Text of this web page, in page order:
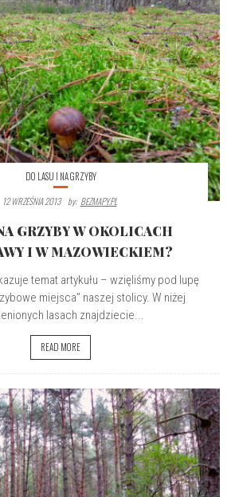
DO LASU I NA GRZYBY
12 WRZEŚNIA 2013
By: BEZMAPY.PL
GRZYBY W OKOLICACH
I W MAZOWIECKIEM?
temat artykułu – wzięliśmy pod lupę
miejsca” naszej stolicy. W niżej
lasach znajdziecie...
READ MORE